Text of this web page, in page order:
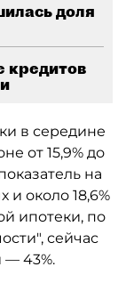
доля
кредитов
в середине
от 15,9% до
на
и около 18,6%
ипотеки, по
сейчас
— 43%.